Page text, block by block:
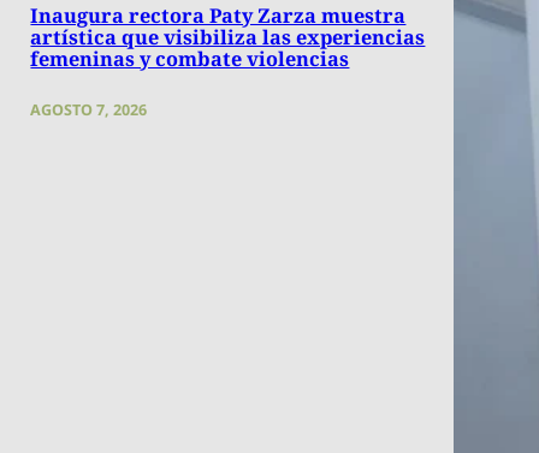
Inaugura rectora Paty Zarza muestra
artística que visibiliza las experiencias
femeninas y combate violencias
AGOSTO 7, 2026